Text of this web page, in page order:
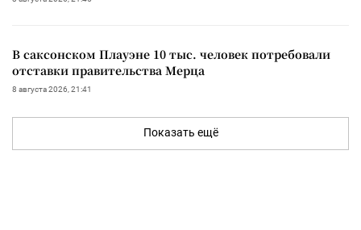
В саксонском Плауэне 10 тыс. человек потребовали
отставки правительства Мерца
8 августа 2026, 21:41
Показать ещё